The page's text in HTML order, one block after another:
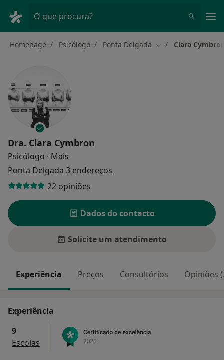
O que procura?
Homepage Psicólogo Ponta Delgada Mudar de cidade
Clara
Dra. Clara Cymbron
Psicólogo · Mais
Ponta Delgada 3 endereços
22 opiniões
Dados do contacto
Solicite um atendimento
Experiência Preços Consultórios Opiniões
Experiência
9
Escolas